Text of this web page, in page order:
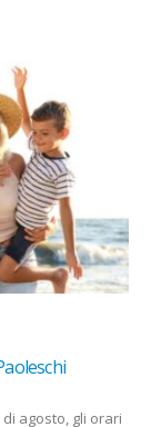
agosto, gli orari